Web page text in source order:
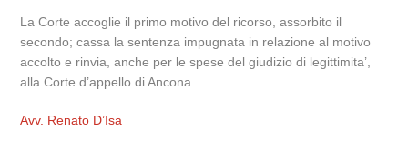
La Corte accoglie il primo motivo del ricorso, assorbito il
secondo; cassa la sentenza impugnata in relazione al motivo
accolto e rinvia, anche per le spese del giudizio di legittimita’,
alla Corte d’appello di Ancona.
Avv. Renato D’Isa